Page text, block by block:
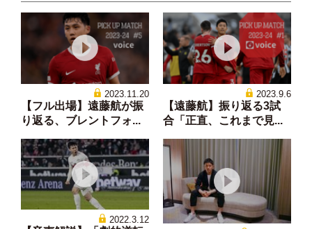
2023.11.20
【フル出場】遠藤航が振
り返る、ブレントフォ...
2023.9.6
【遠藤航】振り返る3試
合「正直、これまで見...
2022.3.12